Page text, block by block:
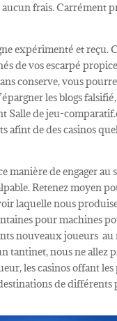
frais. Carrément
expérimenté et reçu.
de vos escarpé
conserve, vous
les blogs
Salle de jeu-
de des casinos
de engager au
Retenez moyen
laquelle nous
pour machines
nouveaux joueurs au
tantinet, nous ne
les casinos offant
de différents